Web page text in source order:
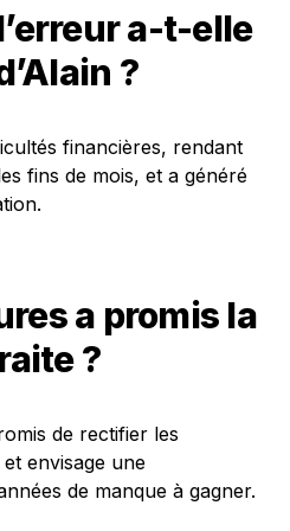
a-t-elle
?
financières, rendant
fins de mois, et a généré
a promis la
?
de rectifier les
envisage une
de manque à gagner.